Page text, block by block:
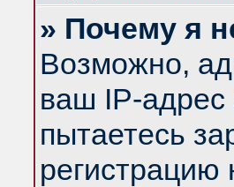
» Почему я
Возможно,
ваш IP-адрес
пытаетесь
регистрацию